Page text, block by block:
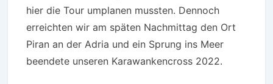
hier die Tour umplanen mussten. Dennoch
erreichten wir am späten Nachmittag den Ort
Piran an der Adria und ein Sprung ins Meer
beendete unseren Karawankencross 2022.